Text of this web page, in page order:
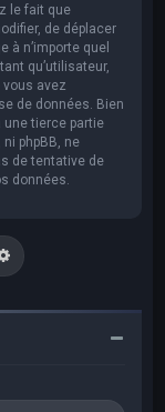
le fait que
de déplacer
à n’importe quel
qu’utilisateur,
avez
de données. Bien
tierce partie
phpBB, ne
de tentative de
données.
Recherche avancée